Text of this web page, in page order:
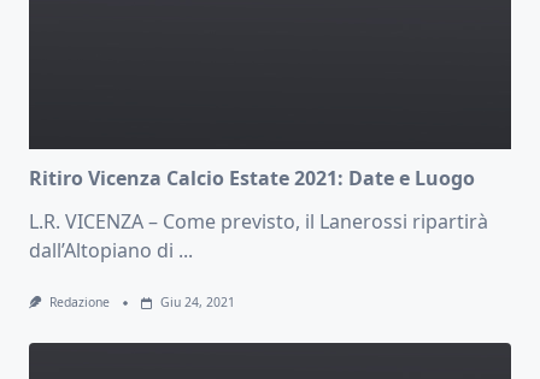
Ritiro Vicenza Calcio Estate 2021: Date e Luogo
L.R. VICENZA – Come previsto, il Lanerossi ripartirà
dall’Altopiano di ...
Redazione Giu 24, 2021